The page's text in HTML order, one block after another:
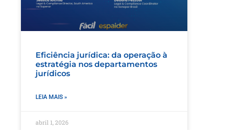
Eficiência jurídica: da operação à
estratégia nos departamentos
jurídicos
LEIA MAIS »
abril 1, 2026